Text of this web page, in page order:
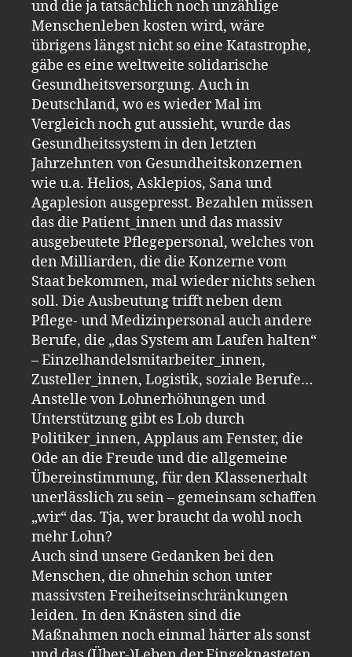
und die ja tatsächlich noch unzählige
Menschenleben kosten wird, wäre
übrigens längst nicht so eine Katastrophe,
gäbe es eine weltweite solidarische
Gesundheitsversorgung. Auch in
Deutschland, wo es wieder Mal im
Vergleich noch gut aussieht, wurde das
Gesundheitssystem in den letzten
Jahrzehnten von Gesundheitskonzernen
wie u.a. Helios, Asklepios, Sana und
Agaplesion ausgepresst. Bezahlen müssen
das die Patient_innen und das massiv
ausgebeutete Pflegepersonal, welches von
den Milliarden, die die Konzerne vom
Staat bekommen, mal wieder nichts sehen
soll. Die Ausbeutung trifft neben dem
Pflege- und Medizinpersonal auch andere
Berufe, die „das System am Laufen halten“
– Einzelhandelsmitarbeiter_innen,
Zusteller_innen, Logistik, soziale Berufe…
Anstelle von Lohnerhöhungen und
Unterstützung gibt es Lob durch
Politiker_innen, Applaus am Fenster, die
Ode an die Freude und die allgemeine
Übereinstimmung, für den Klassenerhalt
unerlässlich zu sein – gemeinsam schaffen
„wir“ das. Tja, wer braucht da wohl noch
mehr Lohn?
Auch sind unsere Gedanken bei den
Menschen, die ohnehin schon unter
massivsten Freiheitseinschränkungen
leiden. In den Knästen sind die
Maßnahmen noch einmal härter als sonst